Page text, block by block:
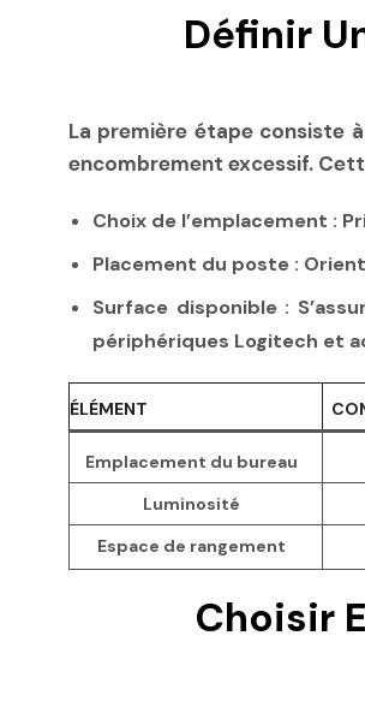
Définir
La première étape consiste
encombrement excessif.
Choix de l’emplacement :
Placement du poste :
Surface disponible :
périphériques Logitech et
ÉLÉMENT
Emplacement du bureau
Luminosité
Espace de rangement
Choisir